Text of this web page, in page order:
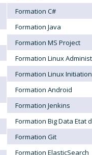
Formation C#
Formation Java
Formation MS Project
Formation Linux
Formation Linux Initiation
Formation Android
Formation Jenkins
Formation Big Data Etat
Formation Git
Formation ElasticSearch